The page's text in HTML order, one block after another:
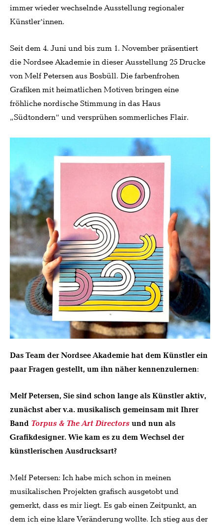
immer wieder wechselnde Ausstellung regionaler
Künstler*innen.
Seit dem 4. Juni und bis zum 1. November präsentiert
die Nordsee Akademie in dieser Ausstellung 25 Drucke
von Melf Petersen aus Bosbüll. Die farbenfrohen
Grafiken mit heimatlichen Motiven bringen eine
fröhliche nordische Stimmung in das Haus
„Südtondern“ und versprühen sommerliches Flair.
Das Team der Nordsee Akademie hat dem Künstler ein
paar Fragen gestellt, um ihn näher kennenzulernen:
Melf Petersen, Sie sind schon lange als Künstler aktiv,
zunächst aber v.a. musikalisch gemeinsam mit Ihrer
Band Torpus & The Art Directorsund nun als
Grafikdesigner. Wie kam es zu dem Wechsel der
künstlerischen Ausdrucksart?
Melf Petersen: Ich habe mich schon in meinen
musikalischen Projekten grafisch ausgetobt und
gemerkt, dass es mir liegt. Es gab einen Zeitpunkt, an
dem ich eine klare Veränderung wollte. Ich stieg aus der